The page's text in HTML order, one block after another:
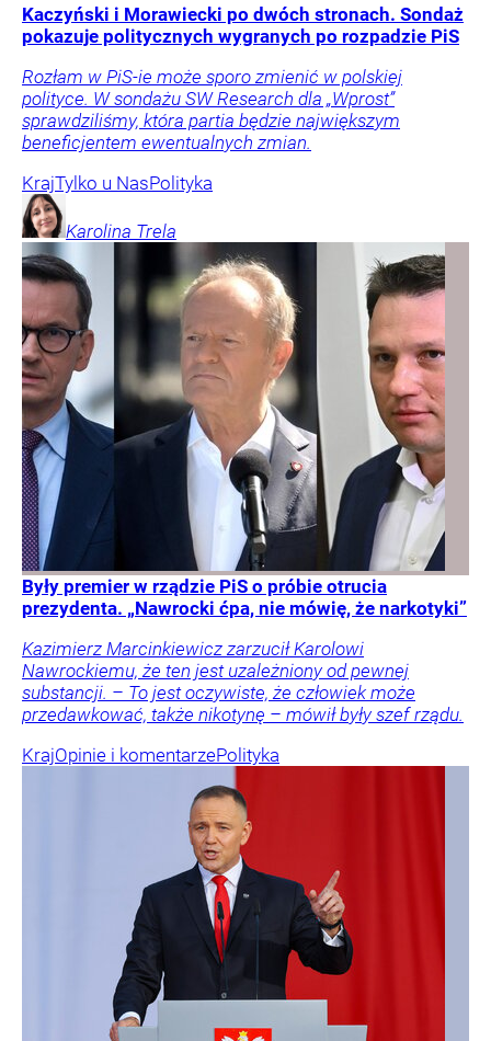
Kaczyński i Morawiecki po dwóch stronach. Sondaż
pokazuje politycznych wygranych po rozpadzie PiS
Rozłam w PiS-ie może sporo zmienić w polskiej
polityce. W sondażu SW Research dla „Wprost”
sprawdziliśmy, która partia będzie największym
beneficjentem ewentualnych zmian.
KrajTylko u NasPolityka
Karolina Trela
Były premier w rządzie PiS o próbie otrucia
prezydenta. „Nawrocki ćpa, nie mówię, że narkotyki”
Kazimierz Marcinkiewicz zarzucił Karolowi
Nawrockiemu, że ten jest uzależniony od pewnej
substancji. – To jest oczywiste, że człowiek może
przedawkować, także nikotynę – mówił były szef rządu.
KrajOpinie i komentarzePolityka